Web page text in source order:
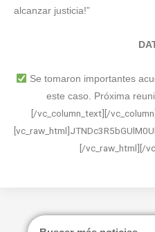
alcanzar justicia!”
Se tomaron importantes
este caso. Próxima
[/vc_column_text][/
[/vc_raw_html][/